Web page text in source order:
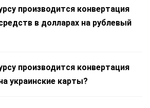
производится конвертация
в долларах на рублевый
производится конвертация
украинские карты?